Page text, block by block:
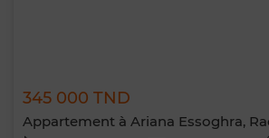
345 000 TND
Appartement à Ariana Essoghra,